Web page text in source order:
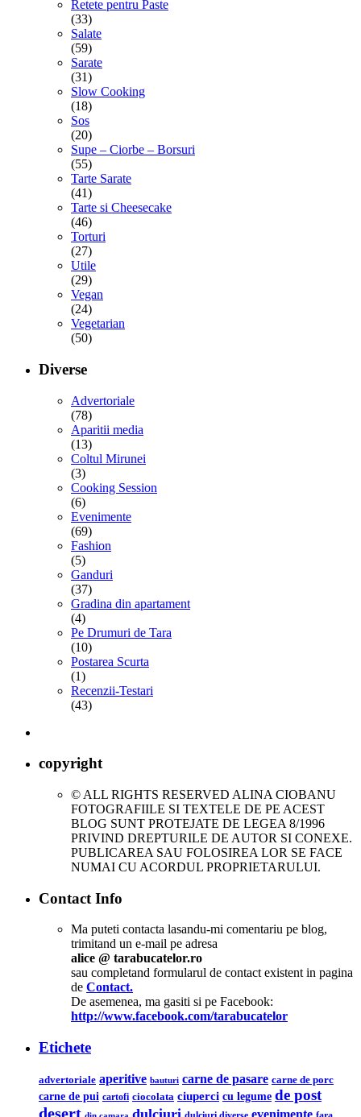
Retete pentru Paste
(33)
Salate
(59)
Sarate
(31)
Slow Cooking
(18)
Sos
(20)
Supe – Ciorbe – Borsuri
(55)
Tarte Sarate
(41)
Tarte si Cheesecake
(46)
Torturi
(27)
Utile
(29)
Vegan
(24)
Vegetarian
(50)
Diverse
Advertoriale
(78)
Aparitii media
(13)
Coltul Mirunei
(3)
Cooking Session
(6)
Evenimente
(69)
Fashion
(5)
Ganduri
(37)
Gradina din apartament
(4)
Pe Drumuri de Tara
(10)
Postarea Scurta
(1)
Recenzii-Testari
(43)
copyright
© ALL RIGHTS RESERVED ALINA CIOBANU
FOTOGRAFIILE SI TEXTELE DE PE ACEST
BLOG SUNT PROTEJATE DE LEGEA 8/1996
PRIVIND DREPTURILE DE AUTOR SI CONEXE.
PUBLICAREA SAU FOLOSIREA LOR SE FACE
NUMAI CU ACORDUL PROPRIETARULUI.
Contact Info
Ma puteti contacta lasandu-mi comentariu pe blog,
trimitand un e-mail pe adresa
alice @ tarabucatelor.ro
sau completand formularul de contact existent in pagina
de Contact.
De asemenea, ma gasiti si pe Facebook:
http://www.facebook.com/tarabucatelor
Etichete
advertoriale aperitive bauturi carne de pasare carne de porc
carne de pui cartofi ciocolata ciuperci cu legume de post
desert dulciuri evenimente